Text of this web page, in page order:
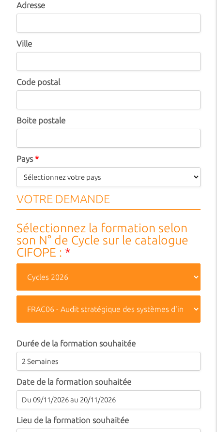
Adresse
Ville
Code postal
Boite postale
Pays*
VOTRE DEMANDE
Sélectionnez la formation selon
son N° de Cycle sur le catalogue
CIFOPE : *
Durée de la formation souhaitée
Date de la formation souhaitée
Lieu de la formation souhaitée